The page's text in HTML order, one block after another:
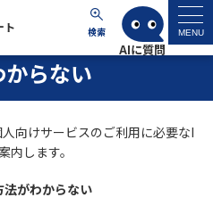
ト 検索 MENU
ページ
らない
向けサービスのご利用に必要なI
内します。
がわからない